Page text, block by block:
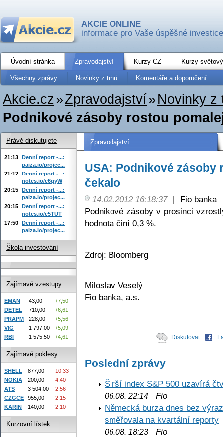
AKCIE ONLINE
informace pro Vaše úspěšné investice
Úvodní stránka Zpravodajství Kurzy CZ Kurzy
Všechny zprávy Novinky z trhů Komentáře a doporučení
Akcie.cz»Zpravodajství» Novinky z
Podnikové zásoby rostou
Zpravodajství
USA: Podnikové zásoby
čekalo
14.02.2012 16:18:37 |
Fio banka
Podnikové zásoby v prosinci
hodnota činí 0,3 %.
Zdroj: Bloomberg
Miloslav Veselý
Fio banka, a.s.
Diskutovat
Poslední zprávy
Širší index S&P 500 uzavírá
06.08. 22:14 Fio
Německá burza dnes bez
směřovala na kvartální reporty
06.08. 18:23 Fio
Právě diskutujete
21:13 Denní report -...:
paiza.io/projec...
21:12 Denní report -...:
notes.io/e6qyW
20:15 Denní report -...:
paiza.io/projec...
20:15 Denní report -...:
notes.io/e5TUT
17:50 Denní report -...:
paiza.io/projec...
Škola investování
Zajímavé vzestupy
EMAN 43,00
+7,50
DETEL
710,00
+6,61
PRAPM
228,00
+5,56
VIG
1 797,00
+5,09
RBI
1 575,50 +4,61
Zajímavé poklesy
SHELL 877,00
-10,33
NOKIA
200,00
-4,40
ATS
3 504,00
-2,56
CZGCE
955,00
-2,15
KARIN
140,00 -2,10
Kurzovní lístek